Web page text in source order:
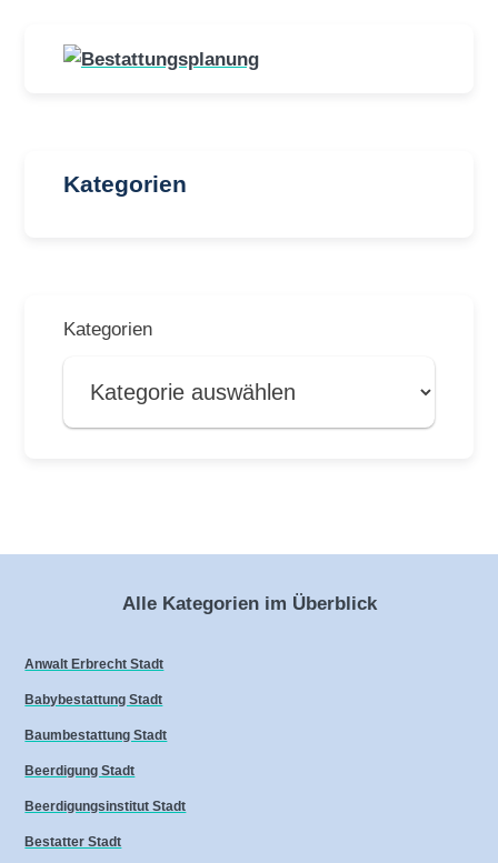
Kategorien
Kategorien
Alle Kategorien im Überblick
Anwalt Erbrecht Stadt
Babybestattung Stadt
Baumbestattung Stadt
Beerdigung Stadt
Beerdigungsinstitut Stadt
Bestatter Stadt